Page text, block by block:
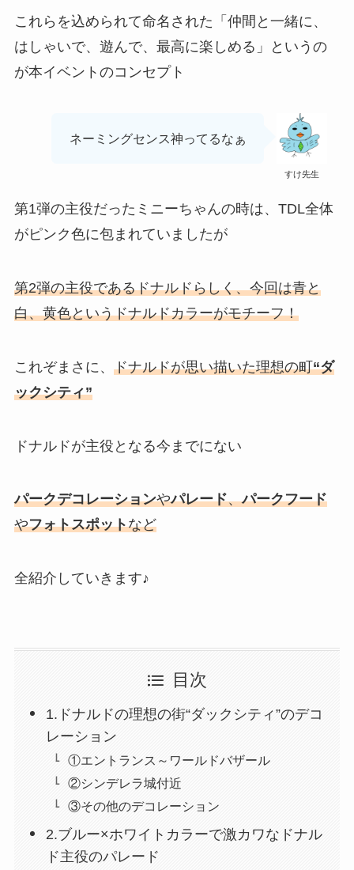
これらを込められて命名された 「仲間と一緒に、
はしゃいで、遊んで、最高に楽しめる」
というの
が本イベントのコンセプト
すけ先生
ネーミングセンス神ってるなぁ
第1弾の主役だったミニーちゃんの時は、TDL全体
がピンク色に包まれていましたが
第2弾の主役であるドナルドらしく、今回は青と
白、黄色というドナルドカラーがモチーフ！
これぞまさに、 ドナルドが思い描いた理想の町“ダ
ックシティ”
ドナルドが主役となる今までにない
パークデコレーションやパレード、パークフード
やフォトスポットなど
全紹介していきます♪
目次
1.ドナルドの理想の街“ダックシティ”のデコ
レーション
①エントランス～ワールドバザール
②シンデレラ城付近
③その他のデコレーション
2.ブルー×ホワイトカラーで激カワなドナル
ド主役のパレード